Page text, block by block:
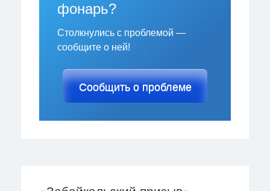
фонарь?
Столкнулись с проблемой —
сообщите о ней!
Сообщить о проблеме